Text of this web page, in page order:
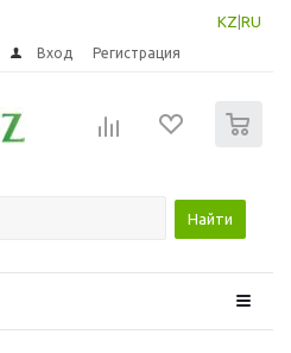
KZ RU
Вход Регистрация
Найти